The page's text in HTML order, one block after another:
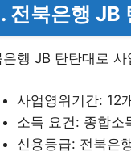
전북은행 JB
은행 JB 탄탄대로
사업영위기간: 12
소득 요건: 종합소
신용등급: 전북은